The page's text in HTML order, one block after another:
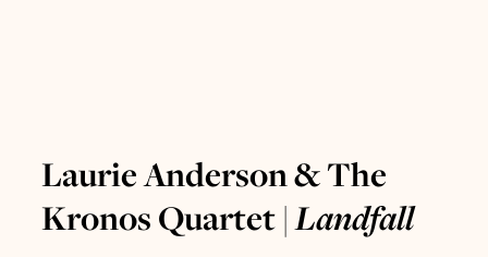
Laurie Anderson & The
Kronos Quartet |Landfall